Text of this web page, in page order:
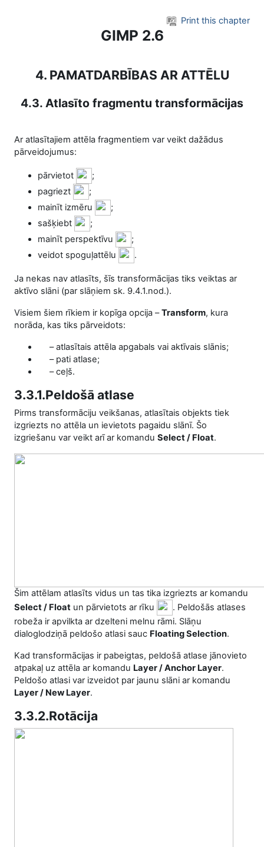
Print this chapter
GIMP 2.6
4. PAMATDARBĪBAS AR ATTĒLU
4.3. Atlasīto fragmentu transformācijas
Ar atlasītajiem attēla fragmentiem var veikt dažādus
pārveidojumus:
pārvietot
;
pagriezt
;
mainīt izmēru
;
sašķiebt
;
mainīt perspektīvu
;
veidot spoguļattēlu
.
Ja nekas nav atlasīts, šīs transformācijas tiks veiktas ar
aktīvo slāni (par slāņiem sk. 9.4.1.nod.).
Visiem šiem rīkiem ir kopīga opcija –Transform, kura
norāda, kas tiks pārveidots:
– atlasītais attēla apgabals vai aktīvais slānis;
– pati atlase;
– ceļš.
3.3.1.Peldošā atlase
Pirms transformāciju veikšanas, atlasītais objekts tiek
izgriezts no attēla un ievietots pagaidu slānī. Šo
izgriešanu var veikt arī ar komandu Select / Float.
Šim attēlam atlasīts vidus un tas tika izgriezts ar komandu
Select / Float un pārvietots ar rīku
. Peldošās atlases
robeža ir apvilkta ar dzelteni melnu rāmi. Slāņu
dialoglodziņā peldošo atlasi sauc Floating Selection.
Kad transformācijas ir pabeigtas, peldošā atlase jānovieto
atpakaļ uz attēla ar komandu Layer / Anchor Layer.
Peldošo atlasi var izveidot par jaunu slāni ar komandu
Layer / New Layer.
3.3.2.Rotācija